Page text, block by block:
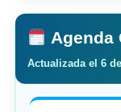
Agenda
Actualizada el 6